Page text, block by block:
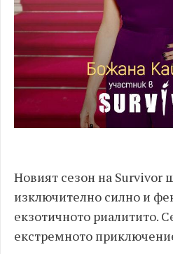
Новият сезон на Survivor
изключително силно и
екзотичното риалитито.
екстремното